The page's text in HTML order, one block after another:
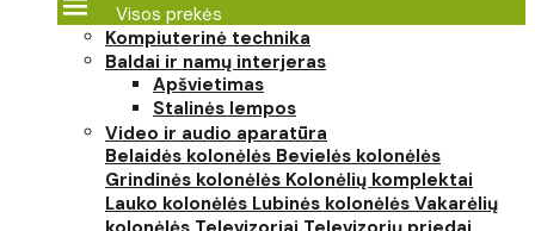
Visos prekės
Kompiuterinė technika
Baldai ir namų interjeras
Apšvietimas
Stalinės lempos
Video ir audio aparatūra
Belaidės kolonėlės Bevielės kolonėlės
Grindinės kolonėlės Kolonėlių komplektai
Lauko kolonėlės Lubinės kolonėlės Vakarėlių